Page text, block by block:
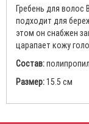
Гребень для волос
подходит для
этом он снабжен
царапает кожу
Состав:
Размер:15.5 см